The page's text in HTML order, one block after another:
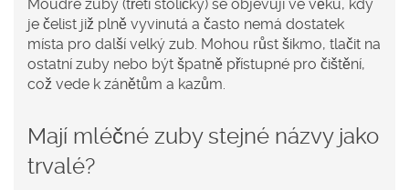
Moudré zuby (třetí stoličky) se objevují ve věku, kdy
je čelist již plně vyvinutá a často nemá dostatek
místa pro další velký zub. Mohou růst šikmo, tlačit na
ostatní zuby nebo být špatně přístupné pro čištění,
což vede k zánětům a kazům.
Mají mléčné zuby stejné názvy jako
trvalé?